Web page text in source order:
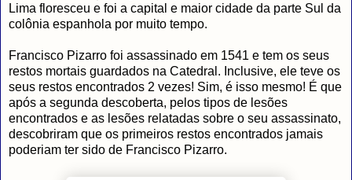
Lima floresceu e foi a capital e maior cidade da parte Sul da
colônia espanhola por muito tempo.
Francisco Pizarro foi assassinado em 1541 e tem os seus
restos mortais guardados na Catedral. Inclusive, ele teve os
seus restos encontrados 2 vezes! Sim, é isso mesmo! É que
após a segunda descoberta, pelos tipos de lesões
encontrados e as lesões relatadas sobre o seu assassinato,
descobriram que os primeiros restos encontrados jamais
poderiam ter sido de Francisco Pizarro.